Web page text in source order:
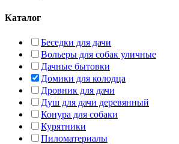
Каталог
Беседки для дачи
Вольеры для собак уличные
Дачные бытовки
Домики для колодца
Дровник для дачи
Душ для дачи деревянный
Конура для собаки
Курятники
Пиломатериалы